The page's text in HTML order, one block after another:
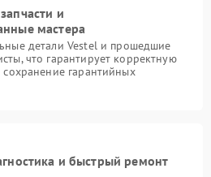
и
мастера
детали Vestel и прошедшие
что гарантирует корректную
гарантийных
и быстрый ремонт